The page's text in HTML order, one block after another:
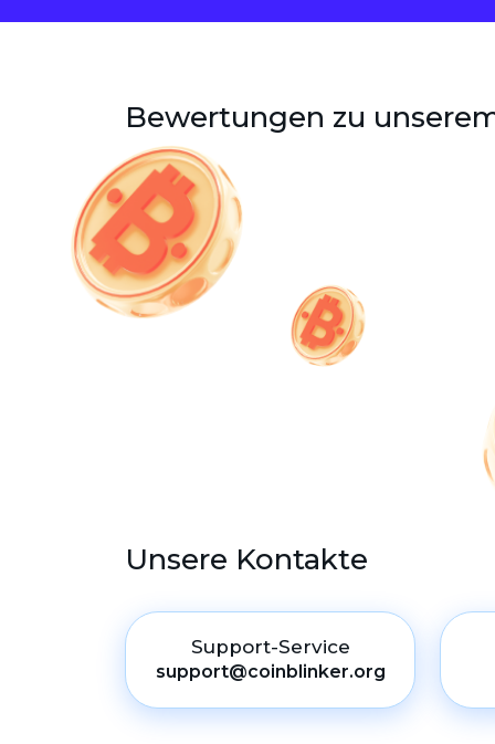
Bewertungen zu
Unsere Kontakte
Support-Service
support@coinblinker.org